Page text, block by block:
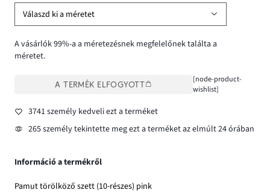
Válaszd ki a méretet
A vásárlók 99%-a a méretezésnek megfelelőnek találta a
méretet.
A TERMÉK ELFOGYOTT
[node-product-
wishlist]
3741 személy kedveli ezt a terméket
265 személy tekintette meg ezt a terméket az elmúlt 24 órában
Információ a termékről
Pamut törölköző szett (10-részes) pink